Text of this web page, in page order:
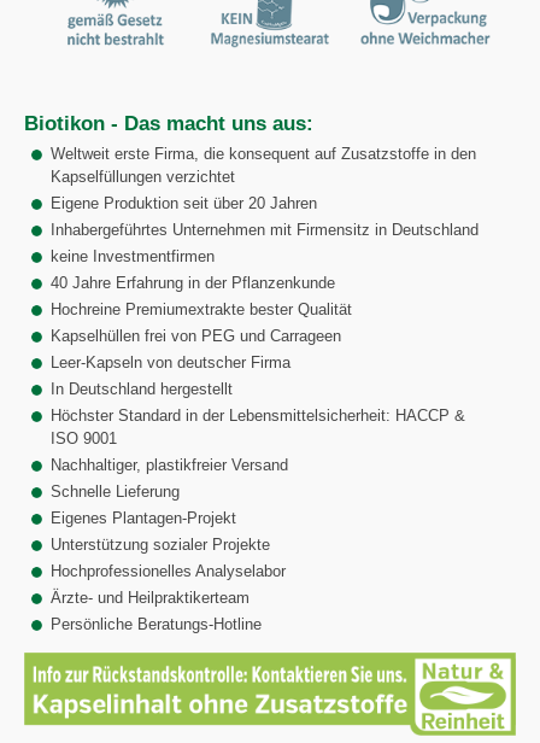
Biotikon - Das macht uns aus:
Weltweit erste Firma, die konsequent auf Zusatzstoffe in den
Kapselfüllungen verzichtet
Eigene Produktion seit über 20 Jahren
Inhabergeführtes Unternehmen mit Firmensitz in Deutschland
keine Investmentfirmen
40 Jahre Erfahrung in der Pflanzenkunde
Hochreine Premiumextrakte bester Qualität
Kapselhüllen frei von PEG und Carrageen
Leer-Kapseln von deutscher Firma
In Deutschland hergestellt
Höchster Standard in der Lebensmittelsicherheit: HACCP &
ISO 9001
Nachhaltiger, plastikfreier Versand
Schnelle Lieferung
Eigenes Plantagen-Projekt
Unterstützung sozialer Projekte
Hochprofessionelles Analyselabor
Ärzte- und Heilpraktikerteam
Persönliche Beratungs-Hotline